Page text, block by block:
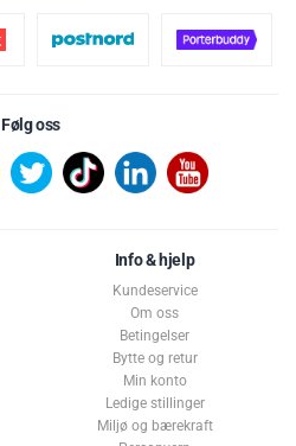
Følg oss
Info & hjelp
Kundeservice
Om oss
Betingelser
Bytte og retur
Min konto
Ledige stillinger
Miljø og bærekraft